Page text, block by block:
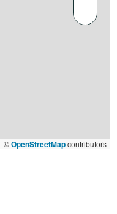
−
| ©OpenStreetMapcontributors